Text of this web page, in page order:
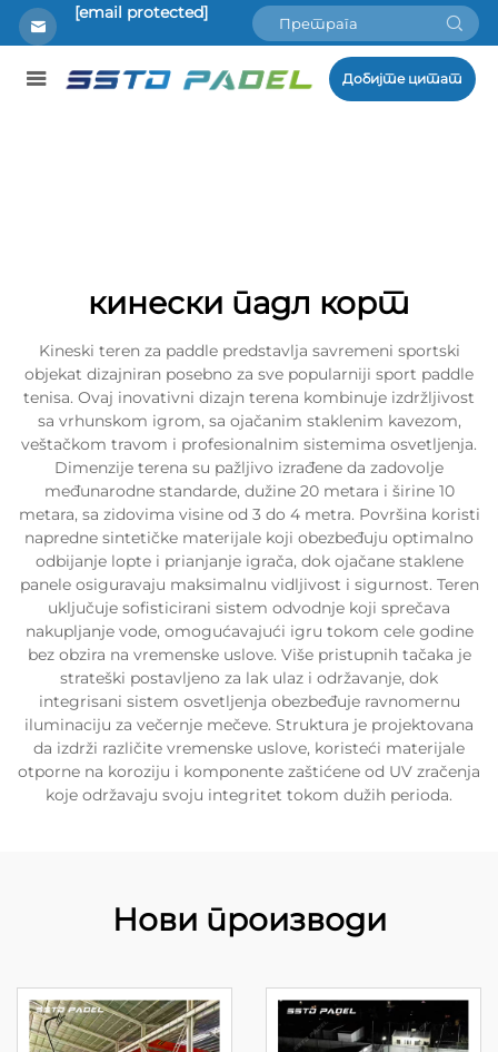
[email protected]
Добијте цитат
кинески падл корт
Kineski teren za paddle predstavlja savremeni sportski
objekat dizajniran posebno za sve popularniji sport paddle
tenisa. Ovaj inovativni dizajn terena kombinuje izdržljivost
sa vrhunskom igrom, sa ojačanim staklenim kavezom,
veštačkom travom i profesionalnim sistemima osvetljenja.
Dimenzije terena su pažljivo izrađene da zadovolje
međunarodne standarde, dužine 20 metara i širine 10
metara, sa zidovima visine od 3 do 4 metra. Površina koristi
napredne sintetičke materijale koji obezbeđuju optimalno
odbijanje lopte i prianjanje igrača, dok ojačane staklene
panele osiguravaju maksimalnu vidljivost i sigurnost. Teren
uključuje sofisticirani sistem odvodnje koji sprečava
nakupljanje vode, omogućavajući igru tokom cele godine
bez obzira na vremenske uslove. Više pristupnih tačaka je
strateški postavljeno za lak ulaz i održavanje, dok
integrisani sistem osvetljenja obezbeđuje ravnomernu
iluminaciju za večernje mečeve. Struktura je projektovana
da izdrži različite vremenske uslove, koristeći materijale
otporne na koroziju i komponente zaštićene od UV zračenja
koje održavaju svoju integritet tokom dužih perioda.
Нови производи